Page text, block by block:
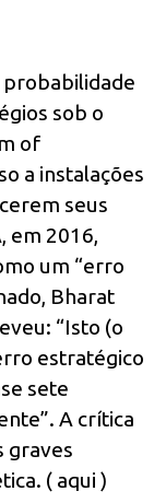
probabilidade
sob o
of
a instalações
seus
em 2016,
um “erro
Bharat
“Isto (o
estratégico
sete
A crítica
graves
( aqui )